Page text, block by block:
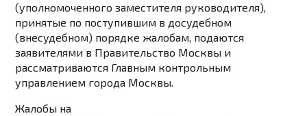
(уполномоченного заместителя руководителя),
принятые по поступившим в досудебном
(внесудебном) порядке жалобам, подаются
заявителями в Правительство Москвы и
рассматриваются Главным контрольным
управлением города Москвы.
Жалобы на